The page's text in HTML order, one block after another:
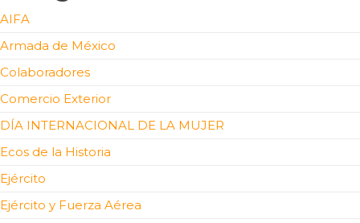
AIFA
Armada de México
Colaboradores
Comercio Exterior
DÍA INTERNACIONAL DE LA MUJER
Ecos de la Historia
Ejército
Ejército y Fuerza Aérea